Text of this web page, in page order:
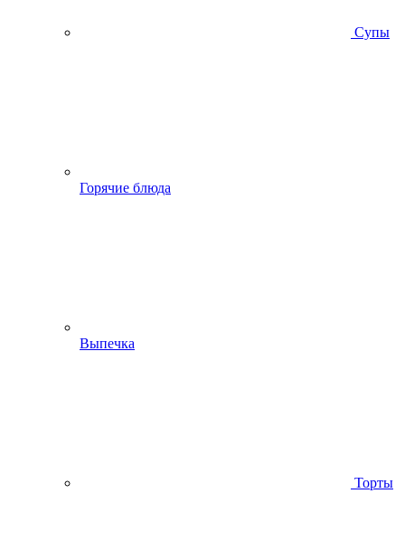
Супы
Горячие блюда
Выпечка
Торты